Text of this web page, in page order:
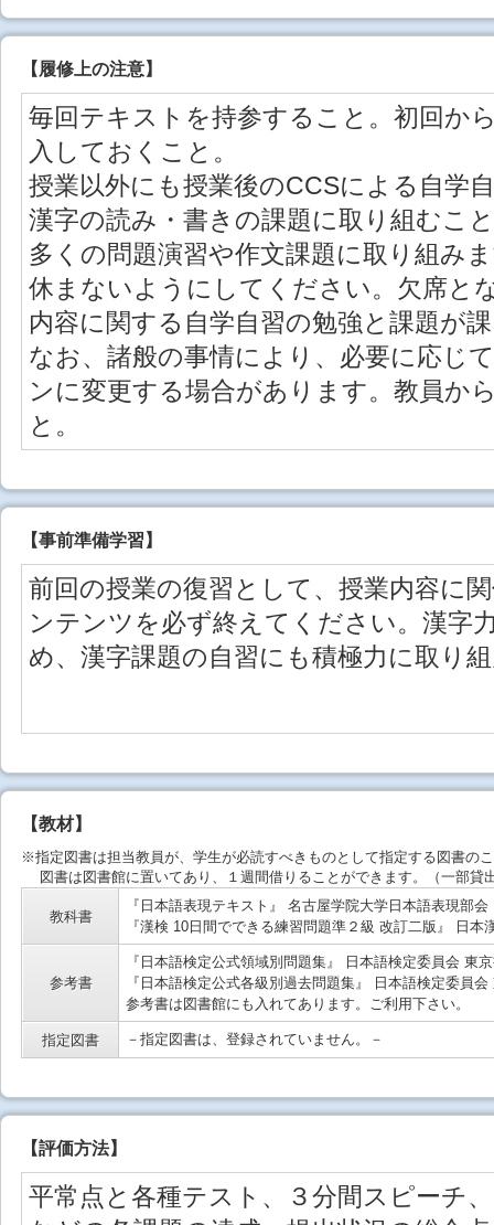
【 履修上の注意】
毎回テキストを持参すること。初回か
入しておくこと。
授業以外にも授業後のCCSによる自学
漢字の読み・書きの課題に取り組むこ
多くの問題演習や作文課題に取り組み
休まないようにしてください。欠席と
内容に関する自学自習の勉強と課題が
なお、諸般の事情により、必要に応じ
ンに変更する場合があります。教員か
と。
【事前準備学習】
前回の授業の復習として、授業内容に
ンテンツを必ず終えてください。漢字
め、漢字課題の自習にも積極力に取り
【教材】
※指定図書は担当教員が、学生が必読すべきものとして指定する図書の
図書は図書館に置いてあり、１週間借りることができます。（一部貸
教科書
『日本語表現テキスト』 名古屋学院大学日本語表現部
『漢検 10日間でできる練習問題準２級 改訂二版』 日
参考書
『日本語検定公式領域別問題集』 日本語検定委員会 東
『日本語検定公式各級別過去問題集』 日本語検定委員
参考書は図書館にも入れてあります。ご利用下さい。
指定図書 －指定図書は、登録されていません。－
【評価方法】
平常点と各種テスト、３分間スピーチ